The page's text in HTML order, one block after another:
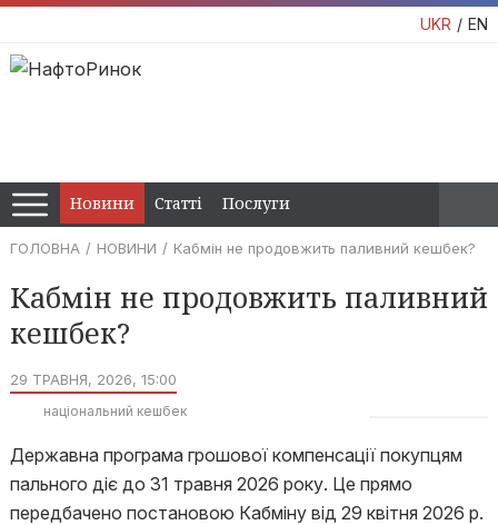
UKR EN
Новини Статті Послуги
ГОЛОВНА НОВИНИ Кабмін не продовжить паливний кешбек?
Кабмін не продовжить паливний
кешбек?
29 ТРАВНЯ, 2026, 15:00
національний кешбек
Державна програма грошової компенсації покупцям
пального діє до 31 травня 2026 року. Це прямо
передбачено постановою Кабміну від 29 квітня 2026 р.